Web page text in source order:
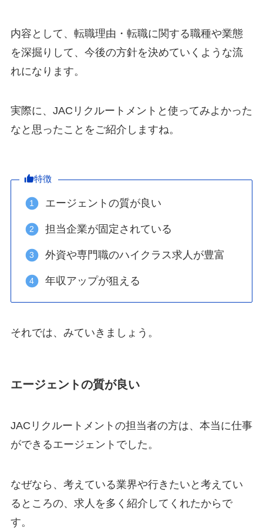
内容として、転職理由・転職に関する職種や業態
を深掘りして、今後の方針を決めていくような流
れになります。
実際に、JACリクルートメントと使ってみよかった
なと思ったことをご紹介しますね。
特徴
エージェントの質が良い
担当企業が固定されている
外資や専門職のハイクラス求人が豊富
年収アップが狙える
それでは、みていきましょう。
エージェントの質が良い
JACリクルートメントの担当者の方は、本当に仕事
ができるエージェントでした。
なぜなら、考えている業界や行きたいと考えてい
るところの、求人を多く紹介してくれたからで
す。